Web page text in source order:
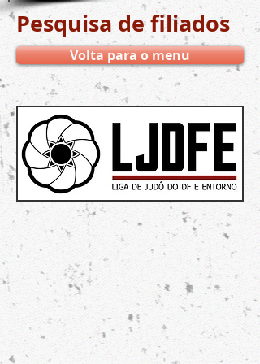
Pesquisa de filiados
Volta para o menu